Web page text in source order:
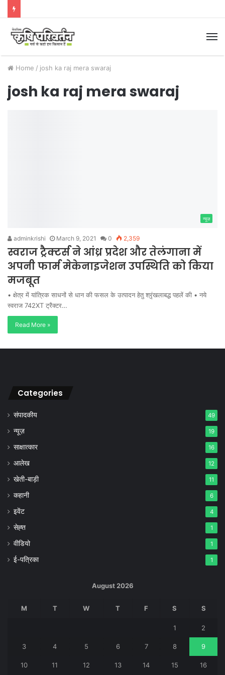
Home / josh ka raj mera swaraj
josh ka raj mera swaraj
न्यूज़
adminkrishi March 9, 2021 0 2,359
स्वराज ट्रैक्टर्स ने आंध्र प्रदेश और तेलंगाना में
अपनी फार्म मेकेनाइजेशन उपस्थिति को किया
मजबूत
• क्षेत्र में यांत्रिक साधनों से धान की फसल के उत्पादन हेतु श्रृंखलाबद्ध पहलें की • नये
स्वराज 742XT ट्रैक्टर…
Read More »
Categories
संपादकीय 49
न्यूज़ 19
साक्षात्कार 16
आलेख 12
खेती-बाड़ी 11
कहानी 6
इवेंट 4
सेह्त 1
वीडियो 1
ई-पत्रिका 1
August 2026
M T W T F S S
1 2
3 4 5 6 7 8 9
10 11 12 13 14 15 16